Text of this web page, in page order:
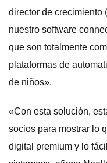
director de crecimiento
nuestro software
que son totalmente
plataformas de
de niños».
«Con esta solución,
socios para mostrar lo
digital premium y lo